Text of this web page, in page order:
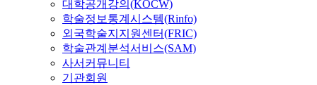
대학공개강의(KOCW)
학술정보통계시스템(Rinfo)
외국학술지지원센터(FRIC)
학술관계분석서비스(SAM)
사서커뮤니티
기관회원